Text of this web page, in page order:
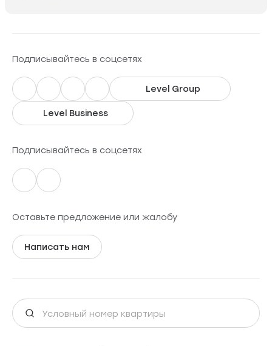
Подписывайтесь в соцсетях
Level Group
Level Business
Подписывайтесь в соцсетях
Оставьте предложение или жалобу
Написать нам